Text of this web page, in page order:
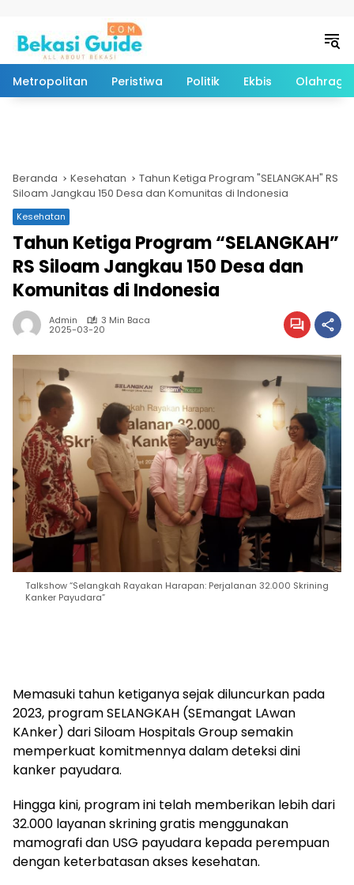
Metropolitan Peristiwa Politik Ekbis Olahraga
Beranda Kesehatan
Tahun Ketiga Program "SELANGKAH" RS
Siloam Jangkau 150 Desa dan Komunitas di Indonesia
Kesehatan
Tahun Ketiga Program “SELANGKAH”
RS Siloam Jangkau 150 Desa dan
Komunitas di Indonesia
Admin 3 Min Baca
2025-03-20
Talkshow “Selangkah Rayakan Harapan: Perjalanan 32.000 Skrining
Kanker Payudara”
Memasuki tahun ketiganya sejak diluncurkan pada
2023, program SELANGKAH (SEmangat LAwan
KAnker) dari Siloam Hospitals Group semakin
memperkuat komitmennya dalam deteksi dini
kanker payudara.
Hingga kini, program ini telah memberikan lebih dari
32.000 layanan skrining gratis menggunakan
mamografi dan USG payudara kepada perempuan
dengan keterbatasan akses kesehatan.